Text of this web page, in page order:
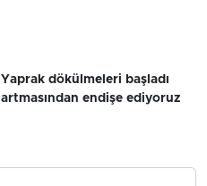
Yaprak dökülmeleri başladı
artmasından endişe ediyoruz